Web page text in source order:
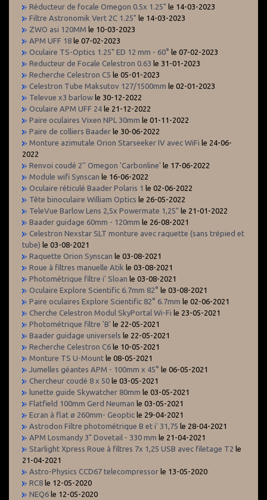
Réducteur de focale Omegon 0.5x 1.25" le 14-03-2023
Filtre Astronomik Vert 2C 1.25" le 14-03-2023
ZWO asi 120MM le 10-03-2023
APM UFF 18 le 07-02-2023
Oculaire TS-Optics 1.25" ED 12 mm - 60° le 07-02-2023
Reducteur de Focale Celestron 0.63 le 31-01-2023
Recherche Celestron C5 le 05-01-2023
Celestron Tube Maksutov 127/1500mm le 02-01-2023
Televue x3 barlow le 30-12-2022
Oculaire APM UFF 24 le 21-12-2022
Paire oculaires Vixen NPL 30mm le 01-11-2022
Paire de colliers Baader le 30-06-2022
Monture azimutale Orion Starseeker IV avec WiFi le 24-06-
2022
Renvoi coudé 2'' Omegon 'Carbonline' le 17-06-2022
Module wifi Synscan le 16-06-2022
Oculaire réticulé Baader Polaris 1 le 02-06-2022
Tête binoculaire William Optics le 26-05-2022
TeleVue Barlow Lens 2,5x Powermate 1,25" le 21-01-2022
Baader guidage 60mm - 120mm le 26-08-2021
Celestron Nexstar SLT monture avec raquette (sans trépied et
tube) le 03-08-2021
Raquette Orion Synscan le 03-08-2021
Roue à filtres manuelle Atik le 03-08-2021
Photométrique filtre i' Sloan le 03-08-2021
Oculaire Explore Scientific 6.7mm 82° le 03-08-2021
Paire oculaires Explore Scientific 82° 6.7mm le 02-06-2021
Cherche Celestron Modul SkyPortal Wi-Fi le 23-05-2021
Photométrique filtre 'B' le 22-05-2021
Baader guidage universels le 22-05-2021
Recherche Celestron C6 le 10-05-2021
Monture TS U-Mount le 08-05-2021
Jumelles géantes APM - 100mm x 45° le 06-05-2021
Chercheur coudé 8 x 50 le 03-05-2021
lunette guide Skywatcher 80mm le 03-05-2021
Flatfield 100mm Gerd Neuman le 03-05-2021
Ecran à flat ø 260mm- Geoptic le 29-04-2021
Astrodon Filtre photométrique B et i' 31,75 le 28-04-2021
APM Losmandy 3" Dovetail - 330 mm le 21-04-2021
Starlight Xpress Roue à filtres 7x 1,25 USB avec filetage T2 le
21-04-2021
Astro-Physics CCD67 telecompressor le 13-05-2020
RC8 le 12-05-2020
NEQ6 le 12-05-2020